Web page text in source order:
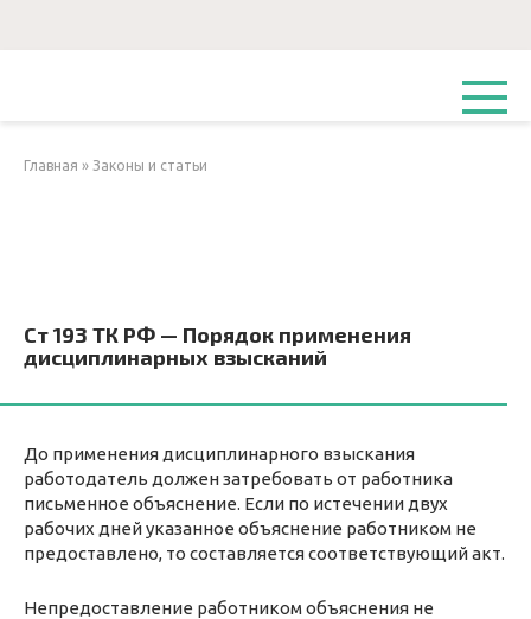
Главная » Законы и статьи
Ст 193 ТК РФ — Порядок применения
дисциплинарных взысканий
До применения дисциплинарного взыскания
работодатель должен затребовать от работника
письменное объяснение. Если по истечении двух
рабочих дней указанное объяснение работником не
предоставлено, то составляется соответствующий акт.
Непредоставление работником объяснения не